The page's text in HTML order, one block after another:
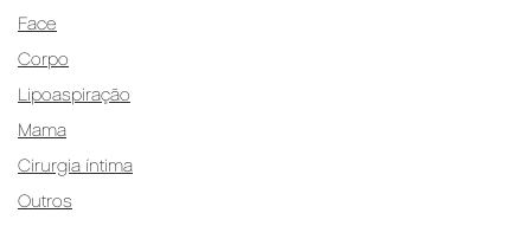
Face
Corpo
Lipoaspiração
Mama
Cirurgia íntima
Outros